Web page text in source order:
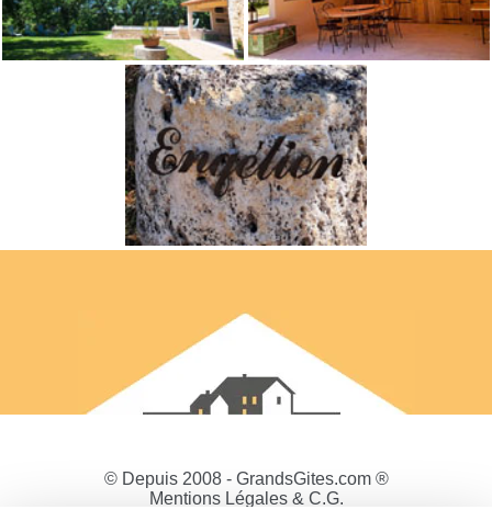
© Depuis 2008 - GrandsGites.com ®
Mentions Légales & C.G.